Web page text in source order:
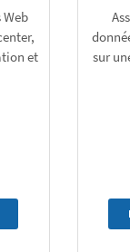
et
sur